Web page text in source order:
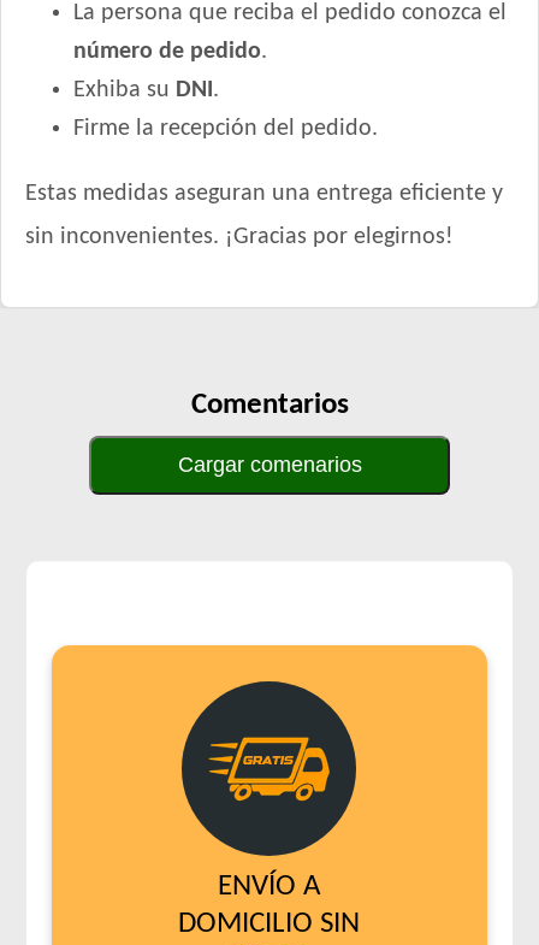
La persona que reciba el pedido conozca el
número de pedido.
Exhiba su DNI.
Firme la recepción del pedido.
Estas medidas aseguran una entrega eficiente y
sin inconvenientes. ¡Gracias por elegirnos!
Comentarios
Cargar comenarios
ENVÍO A
DOMICILIO SIN